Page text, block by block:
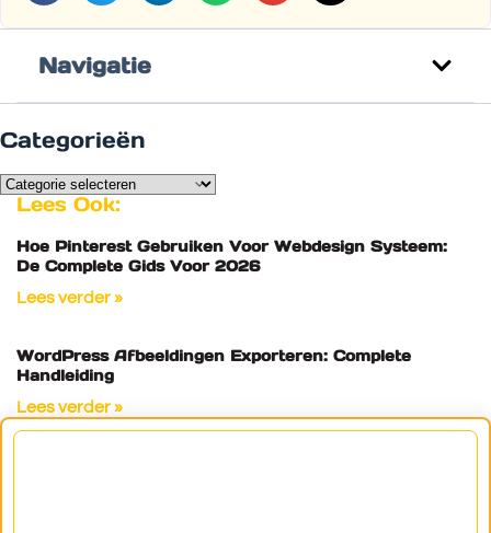
Navigatie
Categorieën
Lees Ook:
Hoe Pinterest Gebruiken Voor Webdesign Systeem:
De Complete Gids Voor 2026
Lees verder »
WordPress Afbeeldingen Exporteren: Complete
Handleiding
Lees verder »